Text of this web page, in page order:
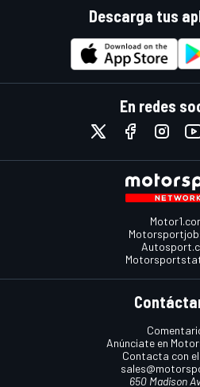
Descarga tus
En redes
Anúnciate en
Contacta con
650 Madison